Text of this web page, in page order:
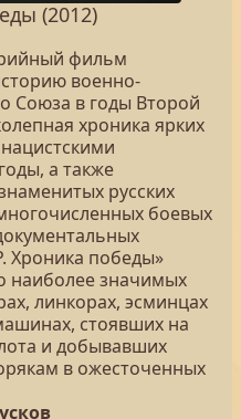
(2012)
фильм
военно-
Союза в годы Второй
хроника ярких
а также
русских
боевых
Хроника победы»
наиболее значимых
линкорах, эсминцах
стоявших на
и добывавших
в ожесточенных